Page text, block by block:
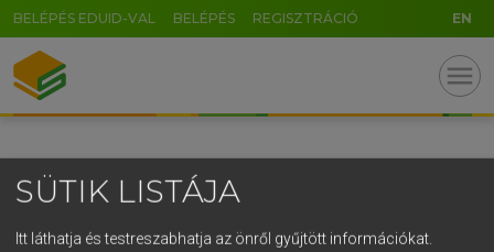
BELÉPÉS EDUID-VAL BELÉPÉS REGISZTRÁCIÓ EN
menu
SÜTIK LISTÁJA
Itt láthatja és testreszabhatja az önről gyűjtött információkat.
GR
5
g h k l
v b n m , . - AltGr